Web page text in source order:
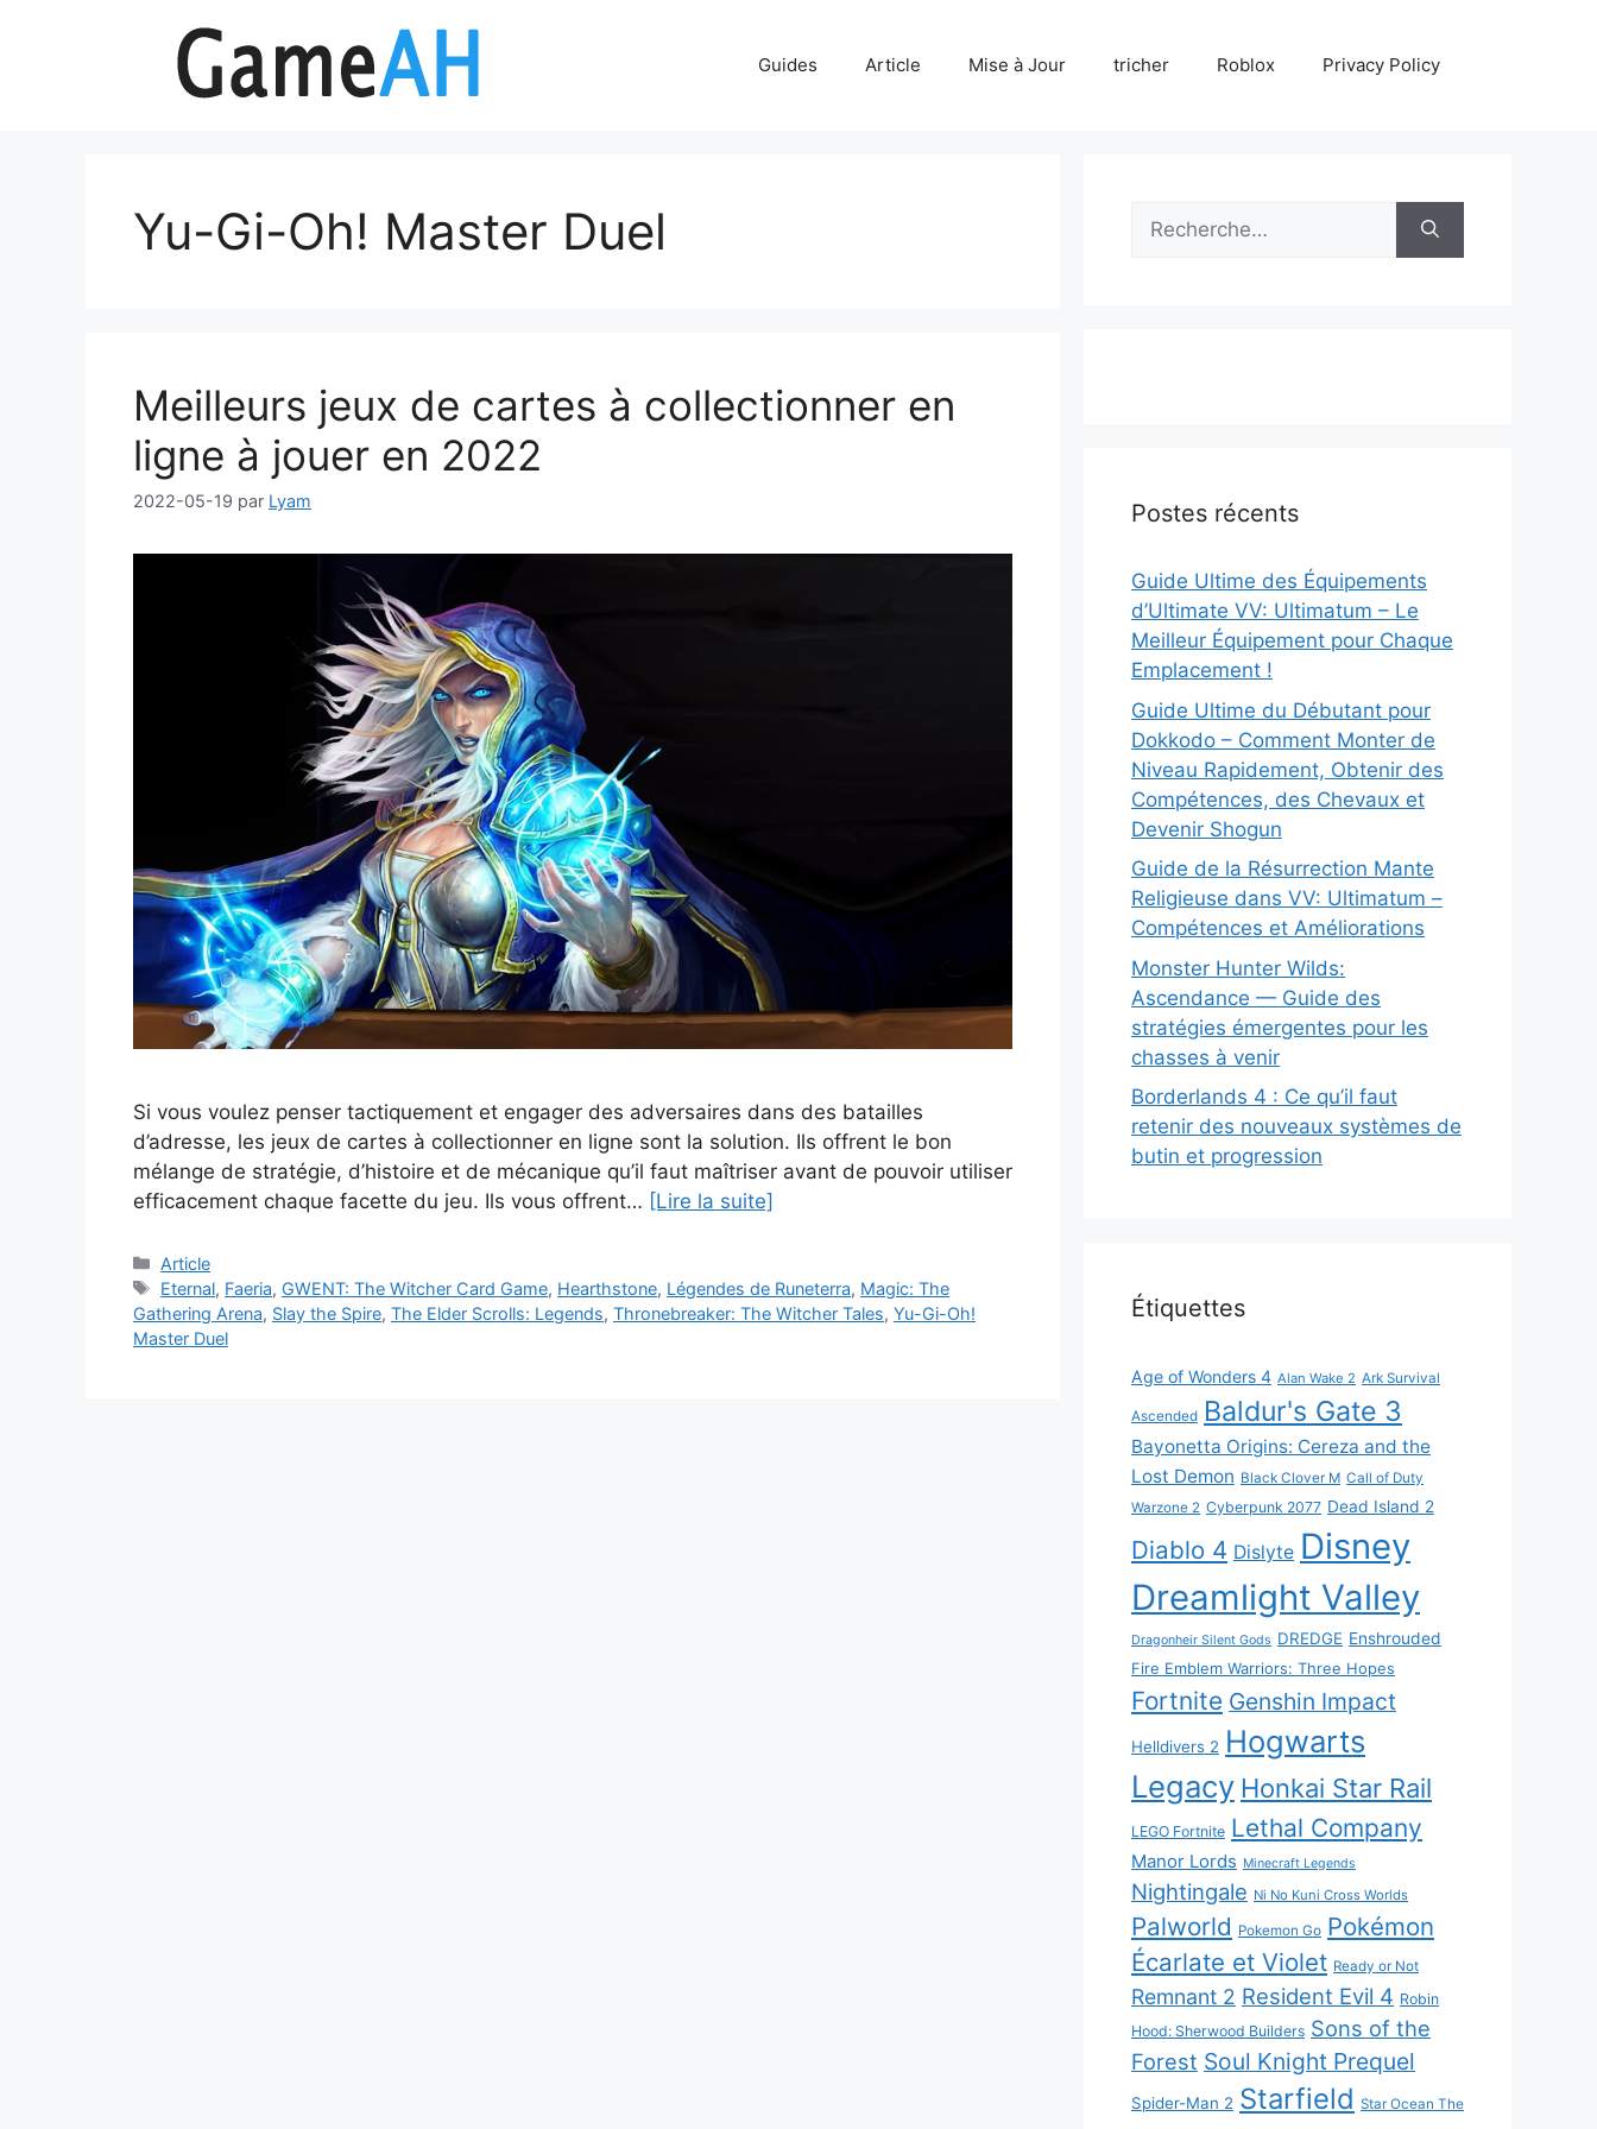
Guides Article Mise à Jour tricher Roblox Privacy Policy
Yu-Gi-Oh! Master Duel
Meilleurs jeux de cartes à collectionner en
ligne à jouer en 2022
2022-05-19 par Lyam
Si vous voulez penser tactiquement et engager des adversaires dans des batailles
d’adresse, les jeux de cartes à collectionner en ligne sont la solution. Ils offrent le bon
mélange de stratégie, d’histoire et de mécanique qu’il faut maîtriser avant de pouvoir utiliser
efficacement chaque facette du jeu. Ils vous offrent… [Lire la suite]
Catégories
Article
Étiquettes
Eternal, Faeria, GWENT: The Witcher Card Game, Hearthstone, Légendes de Runeterra, Magic: The
Gathering Arena, Slay the Spire, The Elder Scrolls: Legends, Thronebreaker: The Witcher Tales, Yu-Gi-Oh!
Master Duel
Rechercher :
Postes récents
Guide Ultime des Équipements
d’Ultimate VV: Ultimatum – Le
Meilleur Équipement pour Chaque
Emplacement !
Guide Ultime du Débutant pour
Dokkodo – Comment Monter de
Niveau Rapidement, Obtenir des
Compétences, des Chevaux et
Devenir Shogun
Guide de la Résurrection Mante
Religieuse dans VV: Ultimatum –
Compétences et Améliorations
Monster Hunter Wilds:
Ascendance — Guide des
stratégies émergentes pour les
chasses à venir
Borderlands 4 : Ce qu’il faut
retenir des nouveaux systèmes de
butin et progression
Étiquettes
Age of Wonders 4 Alan Wake 2 Ark Survival
Ascended Baldur's Gate 3
Bayonetta Origins: Cereza and the
Lost Demon Black Clover M Call of Duty
Warzone 2 Cyberpunk 2077 Dead Island 2
Diablo 4 Dislyte Disney
Dreamlight Valley
Dragonheir Silent Gods DREDGE Enshrouded
Fire Emblem Warriors: Three Hopes
Fortnite Genshin Impact
Helldivers 2 Hogwarts
Legacy Honkai Star Rail
LEGO Fortnite Lethal Company
Manor Lords Minecraft Legends
Nightingale Ni No Kuni Cross Worlds
Palworld Pokemon Go Pokémon
Écarlate et Violet Ready or Not
Remnant 2 Resident Evil 4 Robin
Hood: Sherwood Builders Sons of the
Forest Soul Knight Prequel
Spider-Man 2 Starfield Star Ocean The